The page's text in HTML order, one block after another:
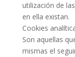
utilización de
en ella existan.
Cookies
Son aquellas
mismas el